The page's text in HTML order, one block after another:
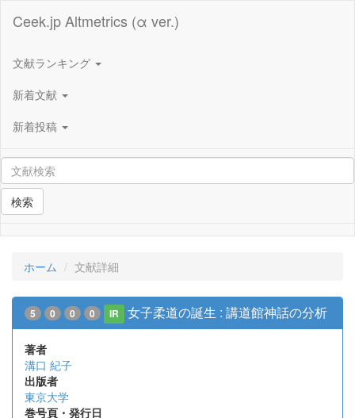
Ceek.jp Altmetrics (α ver.)
文献ランキング
新着文献
新着投稿
検索
ホーム 文献詳細
5 0 0 0 IR 女子柔道の誕生 : 講道館神話の分析
著者
溝口 紀子
出版者
東京大学
巻号頁・発行日